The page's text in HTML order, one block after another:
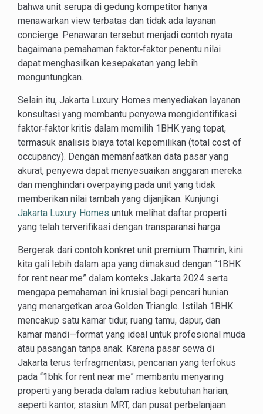
bahwa unit serupa di gedung kompetitor hanya
menawarkan view terbatas dan tidak ada layanan
concierge. Penawaran tersebut menjadi contoh nyata
bagaimana pemahaman faktor‑faktor penentu nilai
dapat menghasilkan kesepakatan yang lebih
menguntungkan.
Selain itu, Jakarta Luxury Homes menyediakan layanan
konsultasi yang membantu penyewa mengidentifikasi
faktor‑faktor kritis dalam memilih 1BHK yang tepat,
termasuk analisis biaya total kepemilikan (total cost of
occupancy). Dengan memanfaatkan data pasar yang
akurat, penyewa dapat menyesuaikan anggaran mereka
dan menghindari overpaying pada unit yang tidak
memberikan nilai tambah yang dijanjikan. Kunjungi
Jakarta Luxury Homes untuk melihat daftar properti
yang telah terverifikasi dengan transparansi harga.
Bergerak dari contoh konkret unit premium Thamrin, kini
kita gali lebih dalam apa yang dimaksud dengan “1BHK
for rent near me” dalam konteks Jakarta 2024 serta
mengapa pemahaman ini krusial bagi pencari hunian
yang menargetkan area Golden Triangle. Istilah 1BHK
mencakup satu kamar tidur, ruang tamu, dapur, dan
kamar mandi—format yang ideal untuk profesional muda
atau pasangan tanpa anak. Karena pasar sewa di
Jakarta terus terfragmentasi, pencarian yang terfokus
pada “1bhk for rent near me” membantu menyaring
properti yang berada dalam radius kebutuhan harian,
seperti kantor, stasiun MRT, dan pusat perbelanjaan.